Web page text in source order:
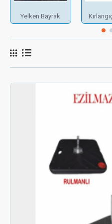
Yelken Bayrak